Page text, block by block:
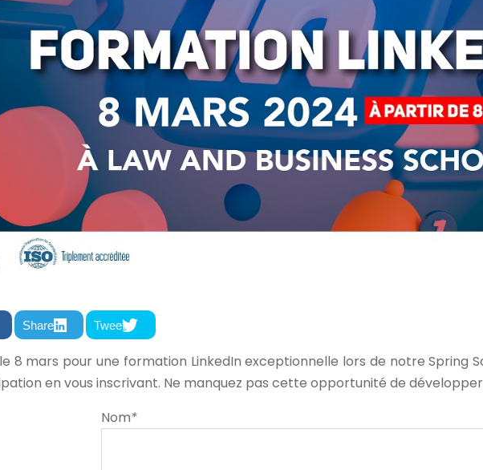
Share Tweet
8 mars pour une formation LinkedIn exceptionnelle lors de notre Spring
en vous inscrivant. Ne manquez pas cette opportunité de
Nom*